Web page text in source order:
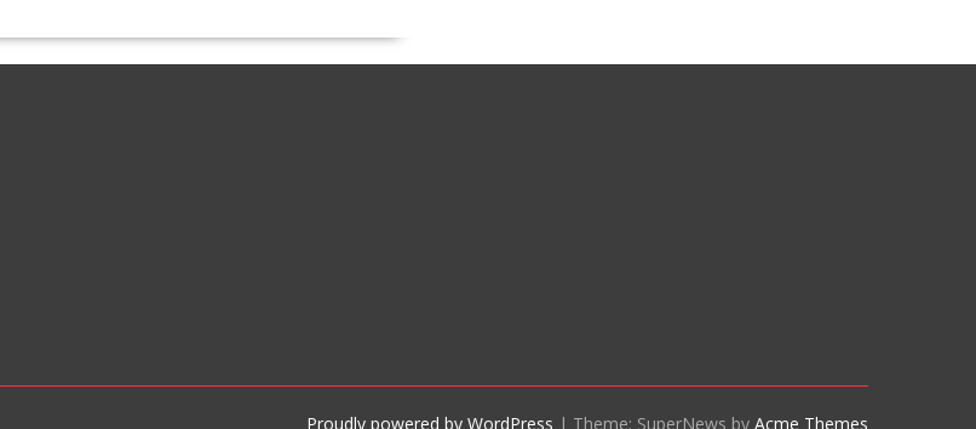
Proudly powered by WordPress | Theme: SuperNews by Acme Themes